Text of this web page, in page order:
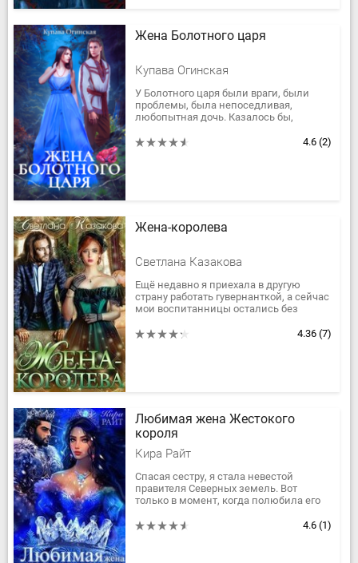
Жена Болотного царя
Купава Огинская
У Болотного царя были враги, были
проблемы, была непоседливая,
любопытная дочь. Казалось бы,
Мало, решило мироздание и подарило
4.6 (2)
Жена-королева
Светлана Казакова
Ещё недавно я приехала в другую
страну работать гувернанткой, а сейчас
мои воспитанницы остались без
кто станет опекуном. Ещё...
4.36 (7)
Любимая жена Жестокого
короля
Кира Райт
Спасая сестру, я стала невестой
правителя Северных земель. Вот
только в момент, когда полюбила его
и сбежала из его холодного замка...4.6 (1)